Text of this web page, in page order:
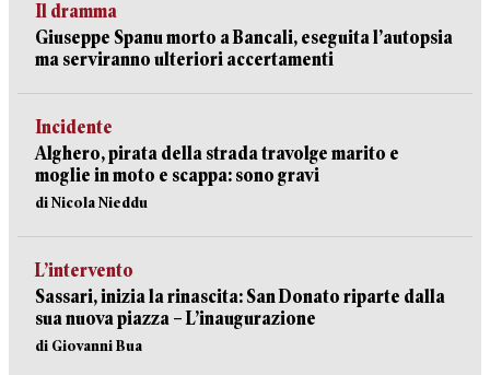
Il dramma
Giuseppe Spanu morto a Bancali, eseguita l’autopsia
ma serviranno ulteriori accertamenti
Incidente
Alghero, pirata della strada travolge marito e
moglie in moto e scappa: sono gravi
di Nicola Nieddu
L’intervento
Sassari, inizia la rinascita: San Donato riparte dalla
sua nuova piazza – L’inaugurazione
di Giovanni Bua